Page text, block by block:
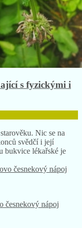
s fyzickými i
Nic se na
svědčí i její
lékařské je
česnekový nápoj